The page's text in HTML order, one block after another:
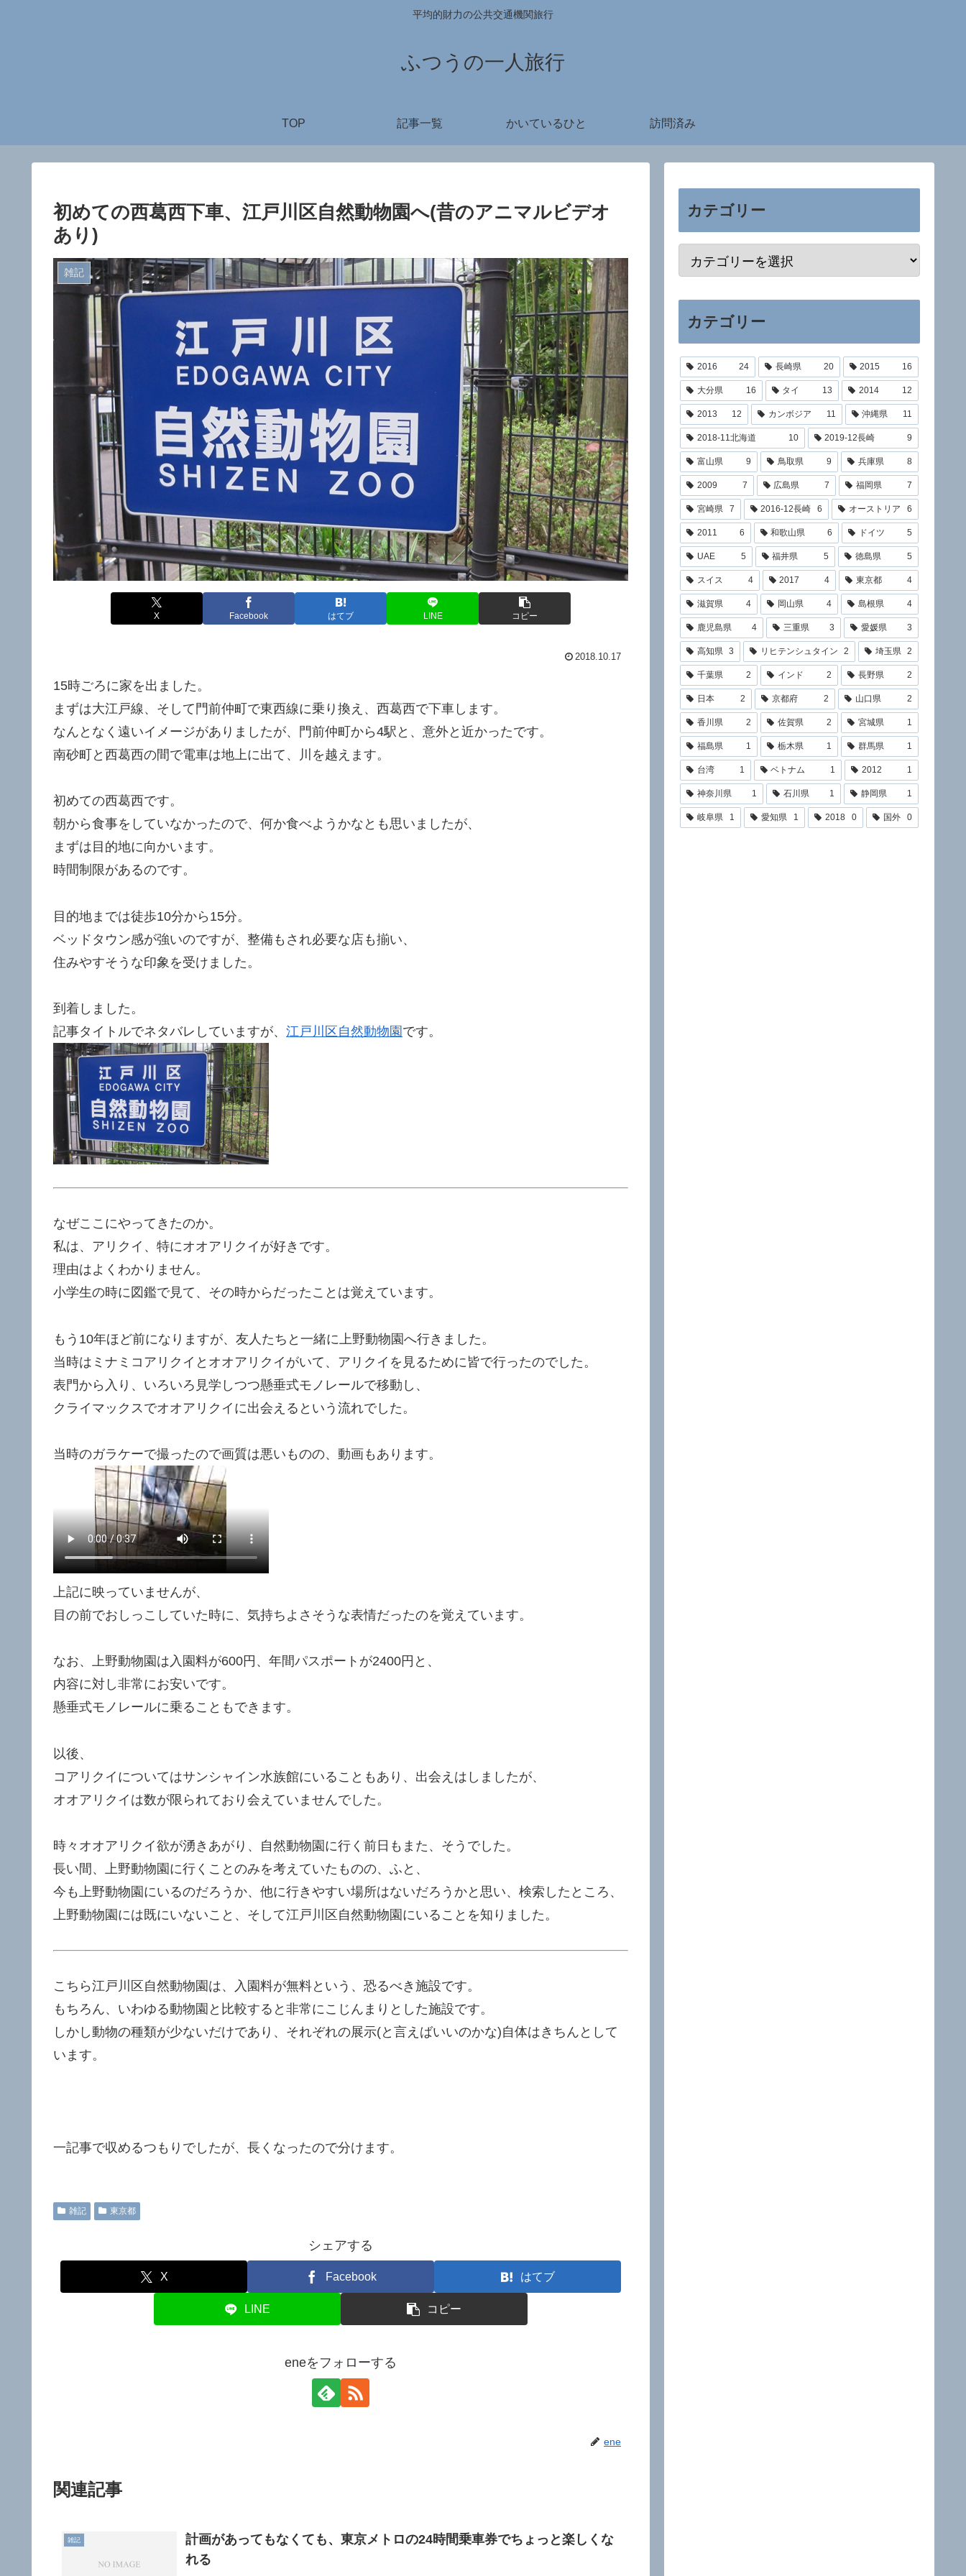
平均的財力の公共交通機関旅行
ふつうの一人旅行
TOP 記事一覧 かいているひと 訪問済み
初めての西葛西下車、江戸川区自然動物園へ(昔のアニマルビデオ
あり)
雑記
X Facebook はてブ LINE コピー
2018.10.17
15時ごろに家を出ました。
まずは大江戸線、そして門前仲町で東西線に乗り換え、西葛西で下車します。
なんとなく遠いイメージがありましたが、門前仲町から4駅と、意外と近かったです。
南砂町と西葛西の間で電車は地上に出て、川を越えます。
初めての西葛西です。
朝から食事をしていなかったので、何か食べようかなとも思いましたが、
まずは目的地に向かいます。
時間制限があるのです。
目的地までは徒歩10分から15分。
ベッドタウン感が強いのですが、整備もされ必要な店も揃い、
住みやすそうな印象を受けました。
到着しました。
記事タイトルでネタバレしていますが、 江戸川区自然動物園 です。
なぜここにやってきたのか。
私は、アリクイ、特にオオアリクイが好きです。
理由はよくわかりません。
小学生の時に図鑑で見て、その時からだったことは覚えています。
もう10年ほど前になりますが、友人たちと一緒に上野動物園へ行きました。
当時はミナミコアリクイとオオアリクイがいて、アリクイを見るために皆で行ったのでした。
表門から入り、いろいろ見学しつつ懸垂式モノレールで移動し、
クライマックスでオオアリクイに出会えるという流れでした。
当時のガラケーで撮ったので画質は悪いものの、動画もあります。
上記に映っていませんが、
目の前でおしっこしていた時に、気持ちよさそうな表情だったのを覚えています。
なお、上野動物園は入園料が600円、年間パスポートが2400円と、
内容に対し非常にお安いです。
懸垂式モノレールに乗ることもできます。
以後、
コアリクイについてはサンシャイン水族館にいることもあり、出会えはしましたが、
オオアリクイは数が限られており会えていませんでした。
時々オオアリクイ欲が湧きあがり、自然動物園に行く前日もまた、そうでした。
長い間、上野動物園に行くことのみを考えていたものの、ふと、
今も上野動物園にいるのだろうか、他に行きやすい場所はないだろうかと思い、検索したところ、
上野動物園には既にいないこと、そして江戸川区自然動物園にいることを知りました。
こちら江戸川区自然動物園は、入園料が無料という、恐るべき施設です。
もちろん、いわゆる動物園と比較すると非常にこじんまりとした施設です。
しかし動物の種類が少ないだけであり、それぞれの展示(と言えばいいのかな)自体はきちんとして
います。
一記事で収めるつもりでしたが、長くなったので分けます。
雑記 東京都
シェアする
X Facebook はてブ
LINE コピー
eneをフォローする
ene
関連記事
雑記
計画があってもなくても、東京メトロの24時間乗車券でちょっと楽しくな
れる
カテゴリー
カテゴリー
2016 24 長崎県 20 2015 16
大分県 16 タイ 13 2014 12
2013 12 カンボジア 11 沖縄県 11
2018-11北海道 10 2019-12長崎 9
富山県 9 鳥取県 9 兵庫県 8
2009 7 広島県 7 福岡県 7
宮崎県 7 2016-12長崎 6 オーストリア 6
2011 6 和歌山県 6 ドイツ 5
UAE 5 福井県 5 徳島県 5
スイス 4 2017 4 東京都 4
滋賀県 4 岡山県 4 島根県 4
鹿児島県 4 三重県 3 愛媛県 3
高知県 3 リヒテンシュタイン 2 埼玉県 2
千葉県 2 インド 2 長野県 2
日本 2 京都府 2 山口県 2
香川県 2 佐賀県 2 宮城県 1
福島県 1 栃木県 1 群馬県 1
台湾 1 ベトナム 1 2012 1
神奈川県 1 石川県 1 静岡県 1
岐阜県 1 愛知県 1 2018 0 国外 0